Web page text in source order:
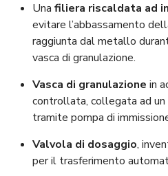
Una filiera riscaldata ad
evitare l’abbassamento
raggiunta dal metallo
vasca di granulazione.
Vasca di granulazione in
controllata, collegata ad
tramite pompa di
Valvola di dosaggio,
per il trasferimento